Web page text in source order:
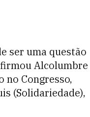
ser uma questão
Alcolumbre
no Congresso,
(Solidariedade),